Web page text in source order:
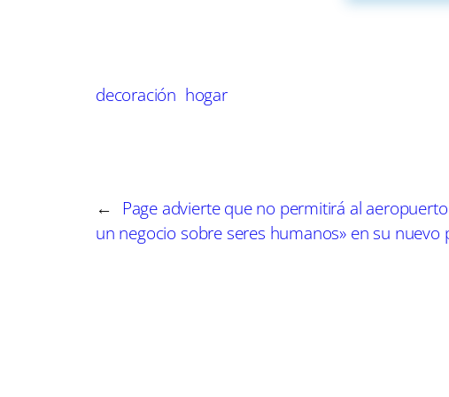
no solo ofrecen belleza, sino también un aroma
formidable. Es una planta con una notable
hace perfecta para cubrir largas extensiones de
decoración hogar
← Page advierte que no permitirá al
un negocio sobre seres humanos» en su nuevo